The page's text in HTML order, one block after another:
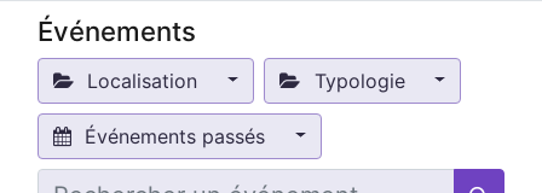
Événements
Localisation Typologie
Événements passés